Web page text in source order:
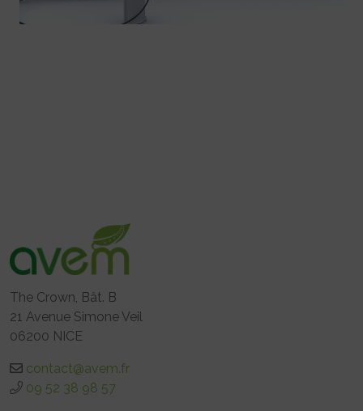
The Crown, Bât. B
21 Avenue Simone Veil
06200 NICE
contact@avem.fr
09 52 38 98 57